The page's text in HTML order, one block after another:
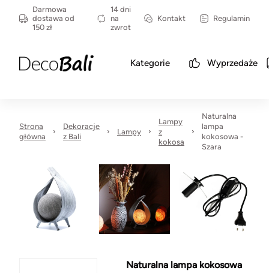
Darmowa
dostawa od
150 zł
14 dni
na
zwrot
Kontakt Regulamin
Kategorie Wyprzedaże
Strona
główna
Dekoracje
z Bali
Lampy
Lampy
z
kokosa
Naturalna
lampa
kokosowa -
Szara
Naturalna lampa kokosowa